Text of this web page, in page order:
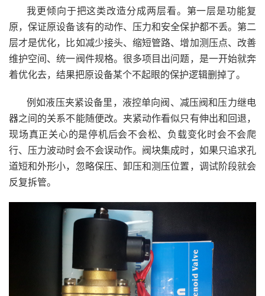
我更倾向于把这类改造分成两层看。第一层是功能复
原，保证原设备该有的动作、压力和安全保护都不丢。第二
层才是优化，比如减少接头、缩短管路、增加测压点、改善
维护空间、统一阀件规格。很多项目出问题，是一开始就奔
着优化去，结果把原设备某个不起眼的保护逻辑删掉了。
例如液压夹紧设备里，液控单向阀、减压阀和压力继电
器之间的关系不能随便改。夹紧动作看似只有伸出和回退，
现场真正关心的是停机后会不会松、负载变化时会不会爬
行、压力波动时会不会误动作。阀块集成时，如果只追求孔
道短和外形小，忽略保压、卸压和测压位置，调试阶段就会
反复拆管。